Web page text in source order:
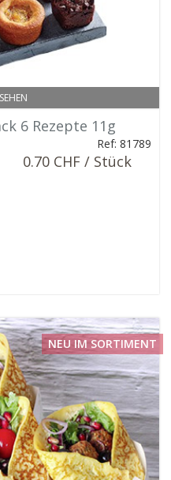
6 Rezepte 11g
Ref: 81789
0.70 CHF / Stück
NEU IM SORTIMENT